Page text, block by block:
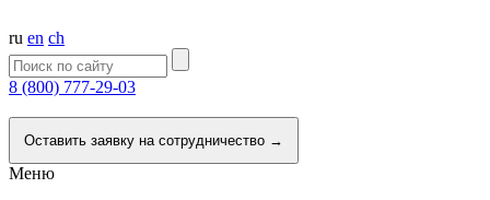
ru en ch
8 (800) 777-29-03
Оставить заявку на сотрудничество →
Меню